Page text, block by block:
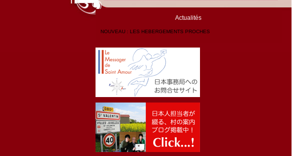
Actualités
NOUVEAU : LES HEBERGEMENTS PROCHES